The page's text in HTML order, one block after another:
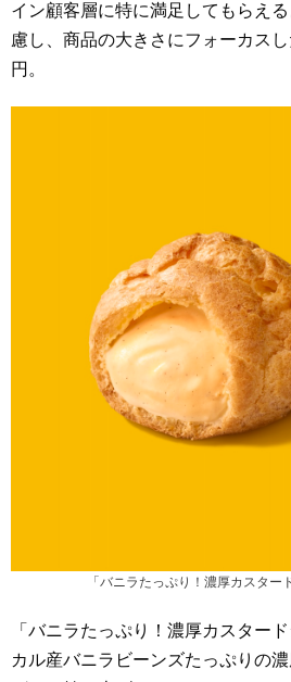
イン顧客層に特に満足してもらえ
慮し、商品の大きさにフォーカス
円。
「バニラたっぷり！濃厚カスター
「バニラたっぷり！濃厚カスター
カル産バニラビーンズたっぷりの